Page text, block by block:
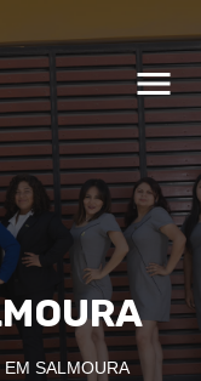
menu
EM SALMOURA